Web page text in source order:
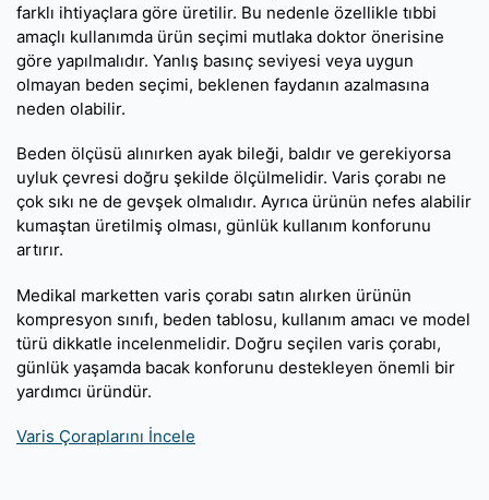
farklı ihtiyaçlara göre üretilir. Bu nedenle özellikle tıbbi
amaçlı kullanımda ürün seçimi mutlaka doktor önerisine
göre yapılmalıdır. Yanlış basınç seviyesi veya uygun
olmayan beden seçimi, beklenen faydanın azalmasına
neden olabilir.
Beden ölçüsü alınırken ayak bileği, baldır ve gerekiyorsa
uyluk çevresi doğru şekilde ölçülmelidir. Varis çorabı ne
çok sıkı ne de gevşek olmalıdır. Ayrıca ürünün nefes alabilir
kumaştan üretilmiş olması, günlük kullanım konforunu
artırır.
Medikal marketten varis çorabı satın alırken ürünün
kompresyon sınıfı, beden tablosu, kullanım amacı ve model
türü dikkatle incelenmelidir. Doğru seçilen varis çorabı,
günlük yaşamda bacak konforunu destekleyen önemli bir
yardımcı üründür.
Varis Çoraplarını İncele